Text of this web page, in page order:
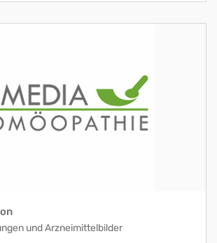
und Arzneimittelbilder